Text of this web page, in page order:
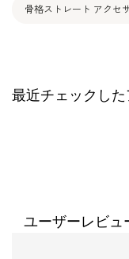
骨格ストレート アクセ
最近チェックし
ユーザーレビュ